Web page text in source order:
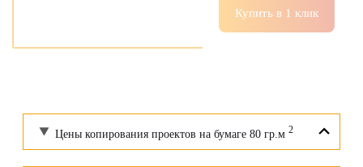
Купить в 1 клик
Цены копирования проектов на бумаге 80 гр.м 2